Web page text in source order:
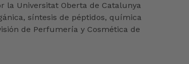
la Universitat Oberta de Catalunya
síntesis de péptidos, química
de Perfumería y Cosmética de